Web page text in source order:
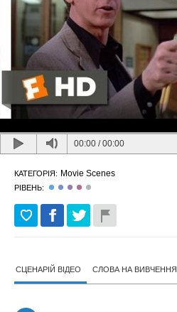
00:00 /00:00
КАТЕГОРІЯ: Movie Scenes
РІВЕНЬ:
СЦЕНАРІЙ ВІДЕО СЛОВА НА ВИВЧЕННЯ